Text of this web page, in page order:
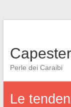
Perle dei Caraibi
Le